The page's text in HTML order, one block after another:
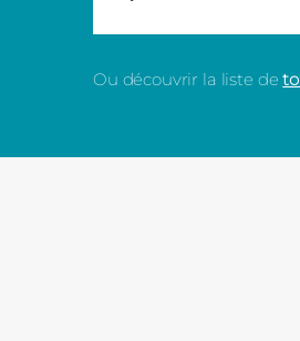
Ou découvrir la liste de